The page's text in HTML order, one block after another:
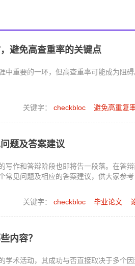
避免高查重率的关键点
中重要的一环，但高查重率可能成为阻
关键字： checkbloc 避免高重复
题及答案建议
写作和答辩阶段也即将告一段落。在答
常见问题及相应的答案建议，供大家参
关键字： checkbloc 毕业论文
内容？
学术活动，其成功与否直接取决于多个